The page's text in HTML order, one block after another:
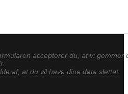
accepterer du, at vi gemmer
af, at du vil have dine data slettet.